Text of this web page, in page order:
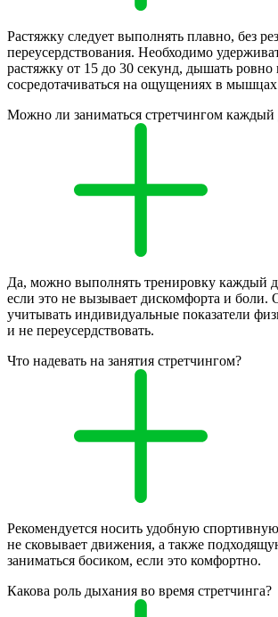
Растяжку следует выполнять плавно, без
переусердствования. Необходимо
растяжку от 15 до 30 секунд, дышать ровно
сосредотачиваться на ощущениях в
Можно ли заниматься стретчингом каждый
Да, можно выполнять тренировку каждый
если это не вызывает дискомфорта и боли.
учитывать индивидуальные показатели
и не переусердствовать.
Что надевать на занятия стретчингом?
Рекомендуется носить удобную
не сковывает движения, а также
заниматься босиком, если это комфортно.
Какова роль дыхания во время стретчинга?